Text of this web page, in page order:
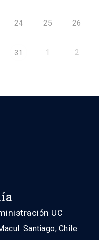
24 25 26
31 1 2
UC
Santiago, Chile